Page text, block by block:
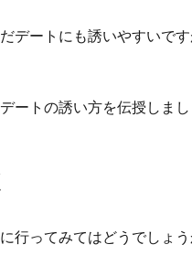
う浮気。やめられない女に潜ん
に依存してる？依存をしない方
デートにも誘いやすいで
ートの誘い方を伝授しまし
行ってみてはどうでしょう